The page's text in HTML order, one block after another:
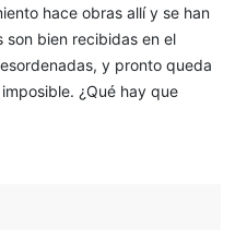
hace obras allí y se han
son bien recibidas en el
y pronto queda
¿Qué hay que